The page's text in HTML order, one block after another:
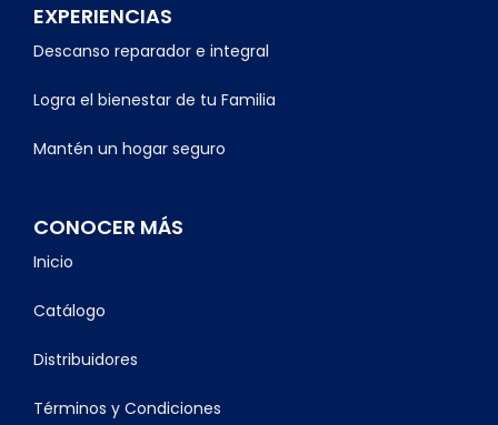
EXPERIENCIAS
Descanso reparador e integral
Logra el bienestar de tu Familia
Mantén un hogar seguro
CONOCER MÁS
Inicio
Catálogo
Distribuidores
Términos y Condiciones